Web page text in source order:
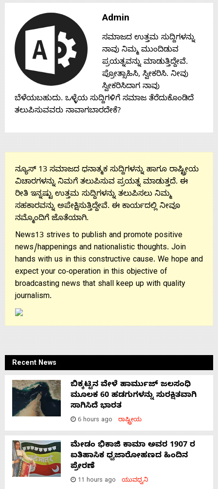
Contact
Admin
ಸಮಾಜದ ಉತ್ತಮ ಸುದ್ದಿಗಳನ್ನು
ನಾವು ನಿಮ್ಮ ಮುಂದಿಡುವ
ಪ್ರಯತ್ನವನ್ನು ಮಾಡುತ್ತಿದ್ದೇವೆ.
ಪ್ರೋತ್ಸಾಹಿಸಿ, ಸ್ವೀಕರಿಸಿ. ನೀವು
ಸ್ವೀಕರಿಸಿದಾಗ ನಾವು
ಬೆಳೆಯಬಹುದು. ಒಳ್ಳೆಯ ಸುದ್ದಿಗಳಿಗೆ ಸಮಾಜ ತೆರೆದುಕೊಂಡಿದೆ
ತಲುಪಿಸುವವರು ನಾವಾಗಬಾರದೇಕೆ?
ನ್ಯೂಸ್ 13 ಸಮಾಜದ ಧನಾತ್ಮಕ ಸುದ್ದಿಗಳನ್ನು ಹಾಗೂ ರಾಷ್ಟ್ರೀಯ
ವಿಚಾರಗಳನ್ನು ನಿಮಗೆ ತಲುಪಿಸುವ ಪ್ರಯತ್ನ ಮಾಡುತ್ತದೆ. ಈ
ರೀತಿ ಇನ್ನಷ್ಟು ಉತ್ತಮ ಸುದ್ದಿಗಳನ್ನು ತಲುಪಿಸಲು ನಿಮ್ಮ
ಸಹಕಾರವನ್ನು ಅಪೇಕ್ಷಿಸುತ್ತಿದ್ದೇವೆ. ಈ ಕಾರ್ಯದಲ್ಲಿ ನೀವೂ
ನಮ್ಮೊಂದಿಗೆ ಜೊತೆಯಾಗಿ.
News13 strives to publish and promote positive
news/happenings and nationalistic thoughts. Join
hands with us in this constructive cause. We hope and
expect your co-operation in this objective of
broadcasting news that shall keep up with quality
journalism.
Recent News
ಬಿಕ್ಕಟ್ಟಿನ ವೇಳೆ ಹಾರ್ಮುಜ್ ಜಲಸಂಧಿ
ಮೂಲಕ 60 ಹಡಗುಗಳನ್ನು ಸುರಕ್ಷಿತವಾಗಿ
ಸಾಗಿಸಿದೆ ಭಾರತ
6 hours ago ರಾಷ್ಟ್ರೀಯ
ಮೇಡಂ ಭಿಕಾಜಿ ಕಾಮಾ ಅವರ 1907 ರ
ಐತಿಹಾಸಿಕ ಧ್ವಜಾರೋಹಣದ ಹಿಂದಿನ
ಪ್ರೇರಣೆ
11 hours ago ಯುವಧ್ವನಿ